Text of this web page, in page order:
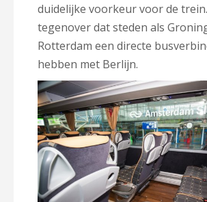
duidelijke voorkeur voor de
tegenover dat steden als
Rotterdam een directe
hebben met Berlijn.